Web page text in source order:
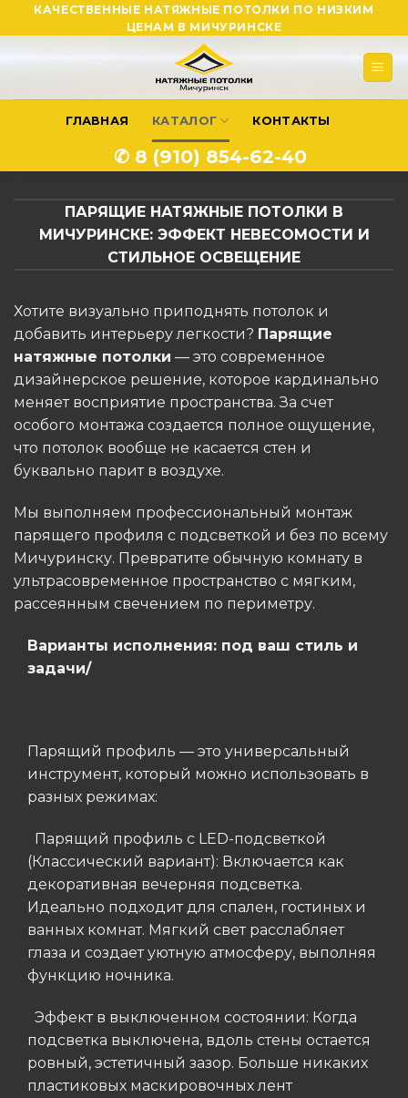
to
КАЧЕСТВЕННЫЕ НАТЯЖНЫЕ ПОТОЛКИ ПО НИЗКИМ
ЦЕНАМ В МИЧУРИНСКЕ
ГЛАВНАЯ КАТАЛОГ КОНТАКТЫ
✆ 8 (910) 854-62-40
ПАРЯЩИЕ НАТЯЖНЫЕ ПОТОЛКИ В
МИЧУРИНСКЕ: ЭФФЕКТ НЕВЕСОМОСТИ И
СТИЛЬНОЕ ОСВЕЩЕНИЕ
Хотите визуально приподнять потолок и
добавить интерьеру легкости? Парящие
натяжные потолки — это современное
дизайнерское решение, которое кардинально
меняет восприятие пространства. За счет
особого монтажа создается полное ощущение,
что потолок вообще не касается стен и
буквально парит в воздухе.
Мы выполняем профессиональный монтаж
парящего профиля с подсветкой и без по всему
Мичуринску. Превратите обычную комнату в
ультрасовременное пространство с мягким,
рассеянным свечением по периметру.
Варианты исполнения: под ваш стиль и
задачи/
Парящий профиль — это универсальный
инструмент, который можно использовать в
разных режимах:
Парящий профиль с LED-подсветкой
(Классический вариант): Включается как
декоративная вечерняя подсветка.
Идеально подходит для спален, гостиных и
ванных комнат. Мягкий свет расслабляет
глаза и создает уютную атмосферу, выполняя
функцию ночника.
Эффект в выключенном состоянии: Когда
подсветка выключена, вдоль стены остается
ровный, эстетичный зазор. Больше никаких
пластиковых маскировочных лент